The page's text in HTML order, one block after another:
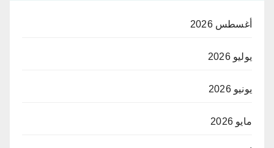
أغسطس 2026
يوليو 2026
يونيو 2026
مايو 2026